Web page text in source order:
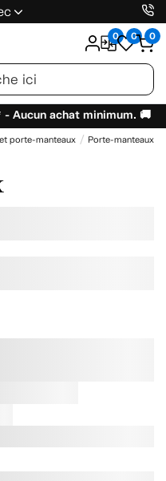
0 0 0
Aucun achat minimum. 🚚
porte-manteaux Porte-manteaux